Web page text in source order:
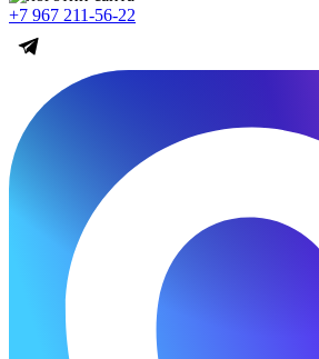
+7 967 211-56-22